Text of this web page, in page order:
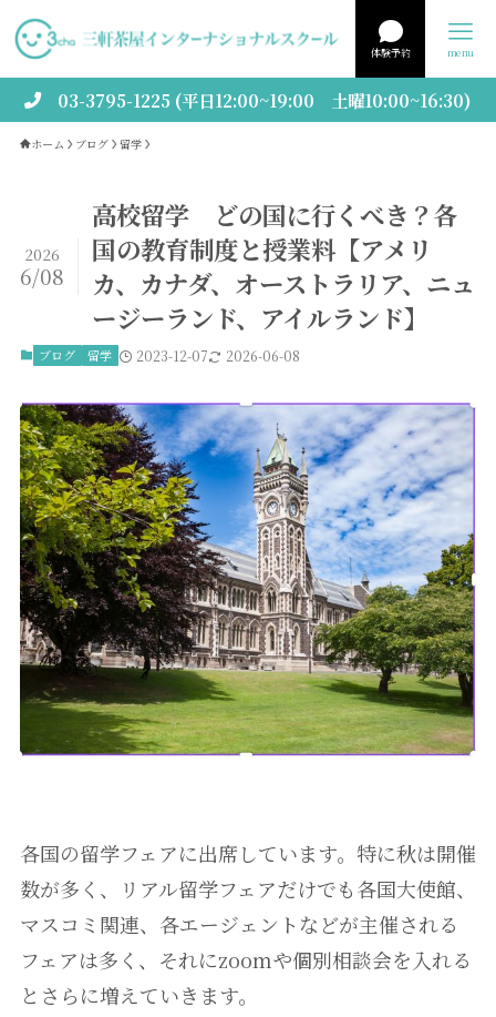
体験予約 menu
03-3795-1225 (平日12:00~19:00 土曜10:00~16:30)
ホーム ブログ 留学
高校留学 どの国に行くべき？各
国の教育制度と授業料【アメリ
カ、カナダ、オーストラリア、ニュ
ージーランド、アイルランド】
2026
6/08
ブログ 留学 2023-12-07 2026-06-08
各国の留学フェアに出席しています。特に秋は開催
数が多く、リアル留学フェアだけでも各国大使館、
マスコミ関連、各エージェントなどが主催される
フェアは多く、それにzoomや個別相談会を入れる
とさらに増えていきます。